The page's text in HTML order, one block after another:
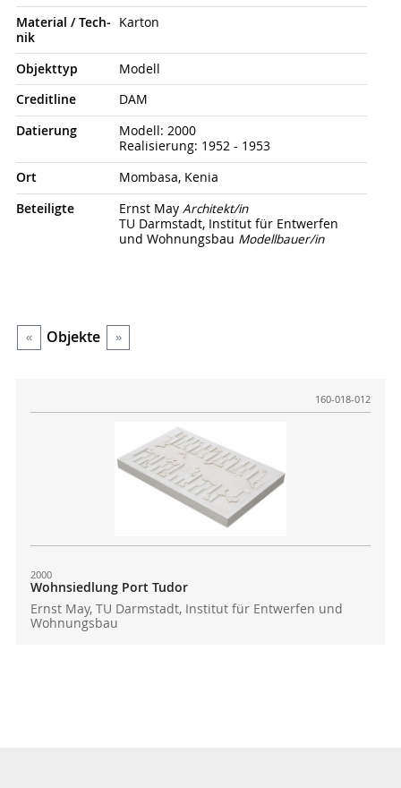
Material / Tech­
nik
Karton
Objekt­typ
Modell
Credit­line
DAM
Datierung
Modell: 2000
Realisierung: 1952 - 1953
Ort
Mombasa, Kenia
Beteiligte
Ernst May Architekt/in
TU Darmstadt, Institut für Entwerfen
und Wohnungsbau Modellbauer/in
« Objekte »
160-018-012
2000
Wohnsiedlung Port Tudor
Ernst May, TU Darmstadt, Institut für Entwerfen und
Wohnungsbau